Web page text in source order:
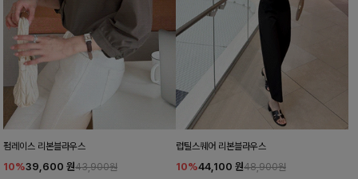
펌레이스 리본블라우스
10%39,600 원43,900원
럽틸스퀘어 리본블라우스
10%44,100 원48,900원